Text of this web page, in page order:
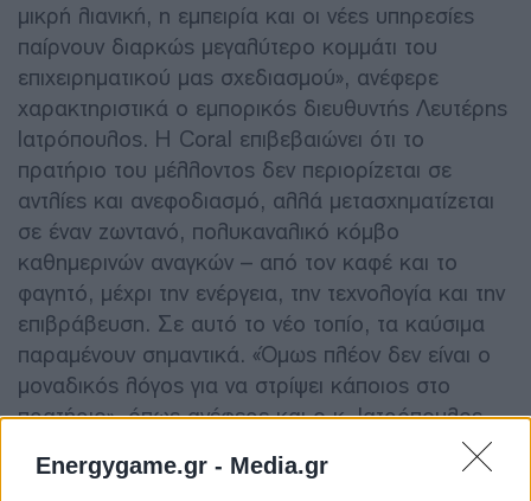
Energygame.gr - Media.gr
μικρή λιανική, η εμπειρία και οι νέες υπηρεσίες
παίρνουν διαρκώς μεγαλύτερο κομμάτι του
επιχειρηματικού μας σχεδιασμού», ανέφερε
χαρακτηριστικά ο εμπορικός διευθυντής Λευτέρης
Ιατρόπουλος. Η Coral επιβεβαιώνει ότι το
πρατήριο του μέλλοντος δεν περιορίζεται σε
αντλίες και ανεφοδιασμό, αλλά μετασχηματίζεται
σε έναν ζωντανό, πολυκαναλικό κόμβο
καθημερινών αναγκών – από τον καφέ και το
φαγητό, μέχρι την ενέργεια, την τεχνολογία και την
επιβράβευση. Σε αυτό το νέο τοπίο, τα καύσιμα
παραμένουν σημαντικά. «Όμως πλέον δεν είναι ο
μοναδικός λόγος για να στρίψει κάποιος στο
πρατήριο», όπως ανέφερε και ο κ. Ιατρόπουλος.
Η νέα μορφή του προγράμματος επιβράβευσης